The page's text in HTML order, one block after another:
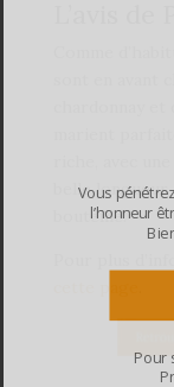
Comme
sont en avant
chardonnay
marient
belle
bouteille!
Vous
l’honneur
Pour